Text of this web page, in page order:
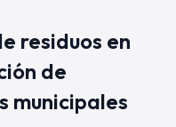
residuos en
de
municipales